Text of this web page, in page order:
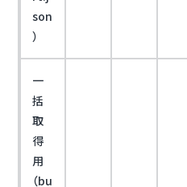
son
）
一
括
取
得
用
（bu